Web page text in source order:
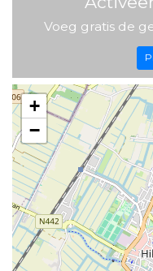
Voeg gratis de
+
−